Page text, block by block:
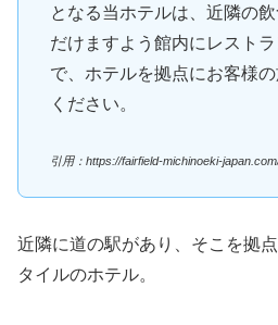
となる当ホテルは、近隣の
だけますよう館内にレスト
で、ホテルを拠点にお客様
ください。
引用：https://fairfield-michinoeki-
近隣に道の駅があり、そこを拠
タイルのホテル。